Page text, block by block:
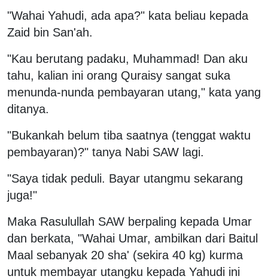
"Wahai Yahudi, ada apa?" kata beliau kepada
Zaid bin San'ah.
"Kau berutang padaku, Muhammad! Dan aku
tahu, kalian ini orang Quraisy sangat suka
menunda-nunda pembayaran utang," kata yang
ditanya.
"Bukankah belum tiba saatnya (tenggat waktu
pembayaran)?" tanya Nabi SAW lagi.
"Saya tidak peduli. Bayar utangmu sekarang
juga!"
Maka Rasulullah SAW berpaling kepada Umar
dan berkata, "Wahai Umar, ambilkan dari Baitul
Maal sebanyak 20 sha' (sekira 40 kg) kurma
untuk membayar utangku kepada Yahudi ini